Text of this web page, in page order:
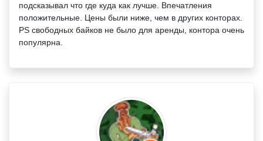
подсказывал что где куда как лучше. Впечатления
положительные. Цены были ниже, чем в других конторах.
PS свободных байков не было для аренды, контора очень
популярна.